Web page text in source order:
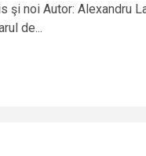
şi noi Autor: Alexandru
de...